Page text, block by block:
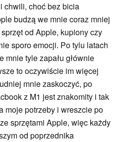
chwili, choć bez bicia
budzą we mnie coraz mniej
od Apple, kupiony czy
sporo emocji. Po tylu latach
mnie tyle zapału głównie
to oczywiście im więcej
mnie zaskoczyć, po
z M1 jest znakomity i tak
moje potrzeby i wreszcie po
sprzętami Apple, więc każdy
od poprzednika